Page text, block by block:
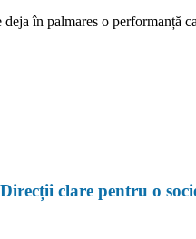
în palmares o
clare pentru o